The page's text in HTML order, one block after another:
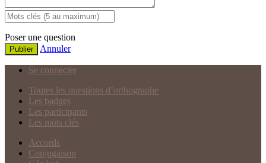
Poser une question
Publier Annuler
Se connecter
Toutes les questions d’orthographe
Les badges
Les participants
Les mots clés
Accords
Conjugaison